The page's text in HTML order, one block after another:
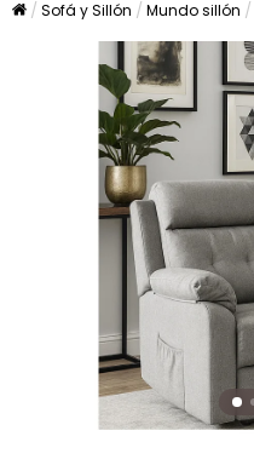
Sofá y Sillón Mundo sillón